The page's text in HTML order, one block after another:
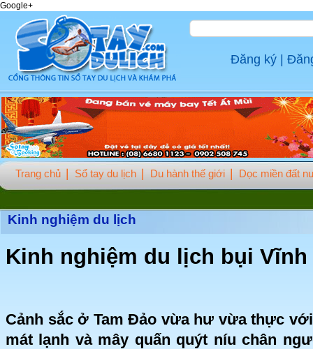
Google+
Đăng ký
Trang chủ Sổ tay du lịch Du hành thế giới Dọc miền đất
Kinh nghiệm du lịch
Kinh nghiệm du lịch bụi Vĩnh
Cảnh sắc ở Tam Đảo vừa hư vừa thực
mát lạnh và mây quấn quýt níu chân